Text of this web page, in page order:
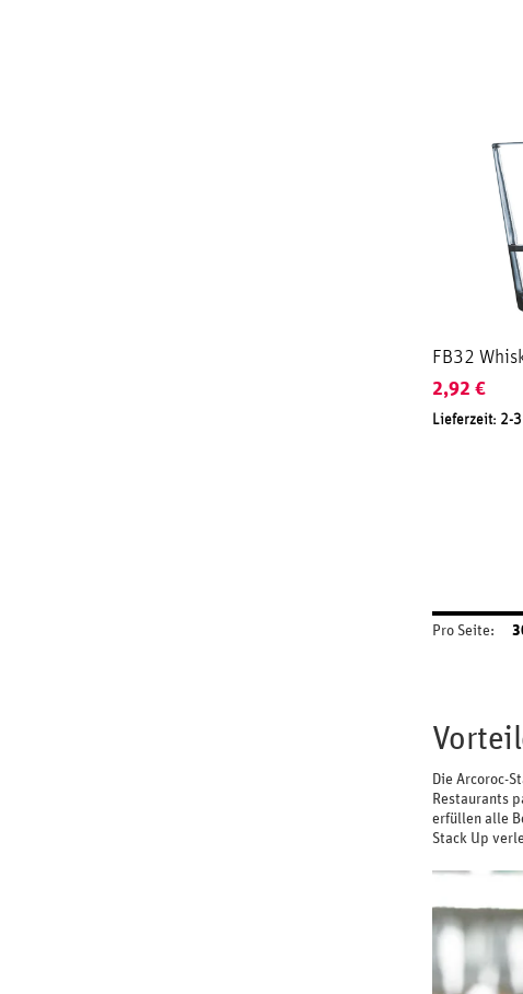
FB32
2,92 €
Lieferzeit: 2-3
Pro Seite:
Die Arcoroc-
Restaurants
erfüllen alle
Stack Up